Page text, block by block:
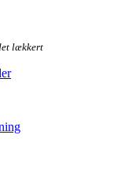
lækkert